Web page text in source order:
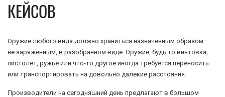
КЕЙСОВ
Оружие любого вида должно храниться назначенным образом –
не заряженным, в разобранном виде. Оружие, будь то винтовка,
пистолет, ружье или что-то другое иногда требуется переносить
или транспортировать на довольно далекие расстояния.
Производители на сегодняшний день предлагают в большом